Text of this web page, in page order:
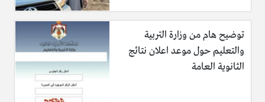
توضيح هام من وزارة التربية
والتعليم حول موعد اعلان نتائج
الثانوية العامة